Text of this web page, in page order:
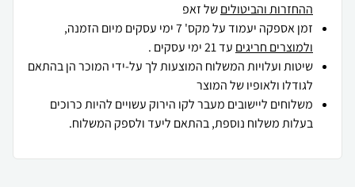
ההחזרות והביטוליםשל זאפ
זמן אספקה יעמוד על מקס' 7 ימי עסקים מיום הזמנה,
ולמוצרים חריגים עד 21 ימי עסקים .
שיטות ועלויות המשלוח המוצעות לך על-ידי המוכר הן בהתאם
לגודלו ולאופיו של המוצר
משלוחים ליישובים מעבר לקו הירוק עשויים להיות כרוכים
בעלות משלוח נוספת, בהתאם ליעד ולספק המשלוח.